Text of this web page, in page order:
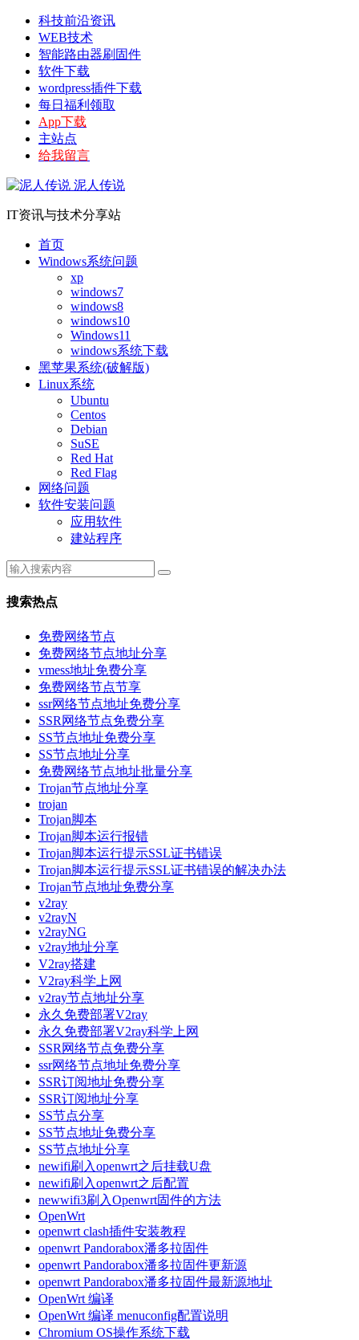
科技前沿资讯
WEB技术
智能路由器刷固件
软件下载
wordpress插件下载
每日福利领取
App下载
主站点
给我留言
泥人传说
IT资讯与技术分享站
首页
Windows系统问题
xp
windows7
windows8
windows10
Windows11
windows系统下载
黑苹果系统(破解版)
Linux系统
Ubuntu
Centos
Debian
SuSE
Red Hat
Red Flag
网络问题
软件安装问题
应用软件
建站程序
搜索热点
免费网络节点
免费网络节点地址分享
vmess地址免费分享
免费网络节点节享
ssr网络节点地址免费分享
SSR网络节点免费分享
SS节点地址免费分享
SS节点地址分享
免费网络节点地址批量分享
Trojan节点地址分享
trojan
Trojan脚本
Trojan脚本运行报错
Trojan脚本运行提示SSL证书错误
Trojan脚本运行提示SSL证书错误的解决办法
Trojan节点地址免费分享
v2ray
v2rayN
v2rayNG
v2ray地址分享
V2ray搭建
V2ray科学上网
v2ray节点地址分享
永久免费部署V2ray
永久免费部署V2ray科学上网
SSR网络节点免费分享
ssr网络节点地址免费分享
SSR订阅地址免费分享
SSR订阅地址分享
SS节点分享
SS节点地址免费分享
SS节点地址分享
newifi刷入openwrt之后挂载U盘
newifi刷入openwrt之后配置
newwifi3刷入Openwrt固件的方法
OpenWrt
openwrt clash插件安装教程
openwrt Pandorabox潘多拉固件
openwrt Pandorabox潘多拉固件更新源
openwrt Pandorabox潘多拉固件最新源地址
OpenWrt 编译
OpenWrt 编译 menuconfig配置说明
Chromium OS操作系统下载